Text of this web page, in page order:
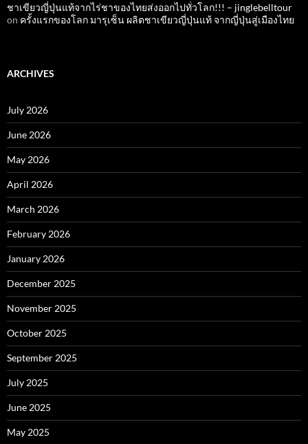
ชาเขียวญี่ปุ่นแท้จากไร่ชาของไทยส่งออกไปทั่วโลก!!! – jinglebelltour
on ครั้งแรกของโลก มารุเซ็น ผลิตชาเขียวญี่ปุ่นแท้ จากญี่ปุ่นสู่เมืองไทย
ARCHIVES
July 2026
June 2026
May 2026
April 2026
March 2026
February 2026
January 2026
December 2025
November 2025
October 2025
September 2025
July 2025
June 2025
May 2025